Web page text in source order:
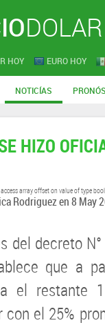
DOLAR
HOY EURO HOY
NOTICÍAS
HIZO
array offset on value of type
Rodriguezen8 May
del decreto
que a
el restante
con el 25%